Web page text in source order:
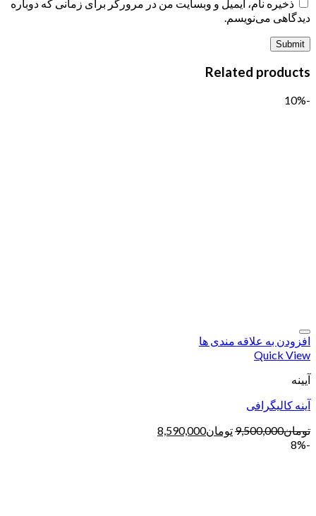
ذخیره نام، ایمیل و وبسایت من در مرورگر برای زمانی که دوباره
دیدگاهی می‌نویسم.
Related products
-10%
افزودن به علاقه مندی ها
Quick View
آیینه
آینه کالیگرافی
تومان9,500,000تومان8,590,000
-8%